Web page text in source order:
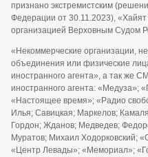
признано экстремистским
Федерации от 30.11.2023),
организацией Верховным Судом
«Некоммерческие организации,
объединения или физические
иностранного агента», а так же
иностранного агента: «Медуза»;
«Настоящее время»; «Радио
Илья; Савицкая; Маркелов;
Гордон; Жданов; Медведев;
Муратов; Михаил Ходорковский;
«Центр Левады»; «Мемориал»;